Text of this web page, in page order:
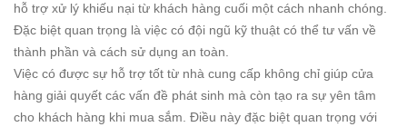
hỗ trợ xử lý khiếu nại từ khách hàng cuối một cách nhanh chóng.
Đặc biệt quan trọng là việc có đội ngũ kỹ thuật có thể tư vấn về
thành phần và cách sử dụng an toàn.
Việc có được sự hỗ trợ tốt từ nhà cung cấp không chỉ giúp cửa
hàng giải quyết các vấn đề phát sinh mà còn tạo ra sự yên tâm
cho khách hàng khi mua sắm. Điều này đặc biệt quan trọng với